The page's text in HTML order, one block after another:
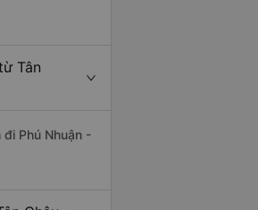
Tân
Phú Nhuận -